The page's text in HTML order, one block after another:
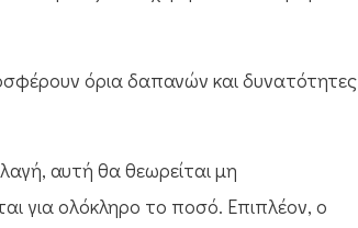
όρια δαπανών και δυνατότητες
αυτή θα θεωρείται μη
για ολόκληρο το ποσό. Επιπλέον, ο